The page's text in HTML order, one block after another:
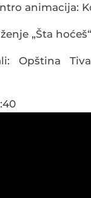
animacija:
„Šta
Opština